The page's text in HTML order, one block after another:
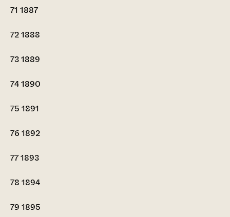
71 1887
721888
731889
741890
75 1891
76 1892
771893
78 1894
79 1895